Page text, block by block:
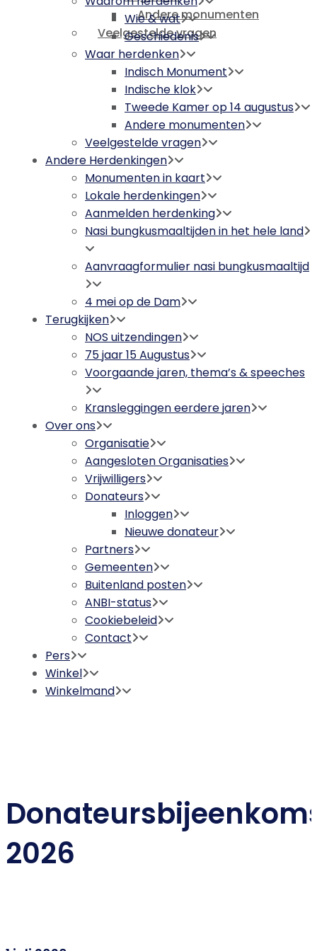
Andere monumenten
Veelgestelde vragen
Wie & wat
Geschiedenis
Waar herdenken
Indisch Monument
Indische klok
Tweede Kamer op 14 augustus
Andere monumenten
Veelgestelde vragen
Andere Herdenkingen
Monumenten in kaart
Lokale herdenkingen
Aanmelden herdenking
Nasi bungkusmaaltijden in het hele land
Aanvraagformulier nasi bungkusmaaltijd
4 mei op de Dam
Terugkijken
NOS uitzendingen
75 jaar 15 Augustus
Voorgaande jaren, thema’s & speeches
Kransleggingen eerdere jaren
Over ons
Organisatie
Aangesloten Organisaties
Vrijwilligers
Donateurs
Inloggen
Nieuwe donateur
Partners
Gemeenten
Buitenland posten
ANBI-status
Cookiebeleid
Contact
Pers
Winkel
Winkelmand
2026